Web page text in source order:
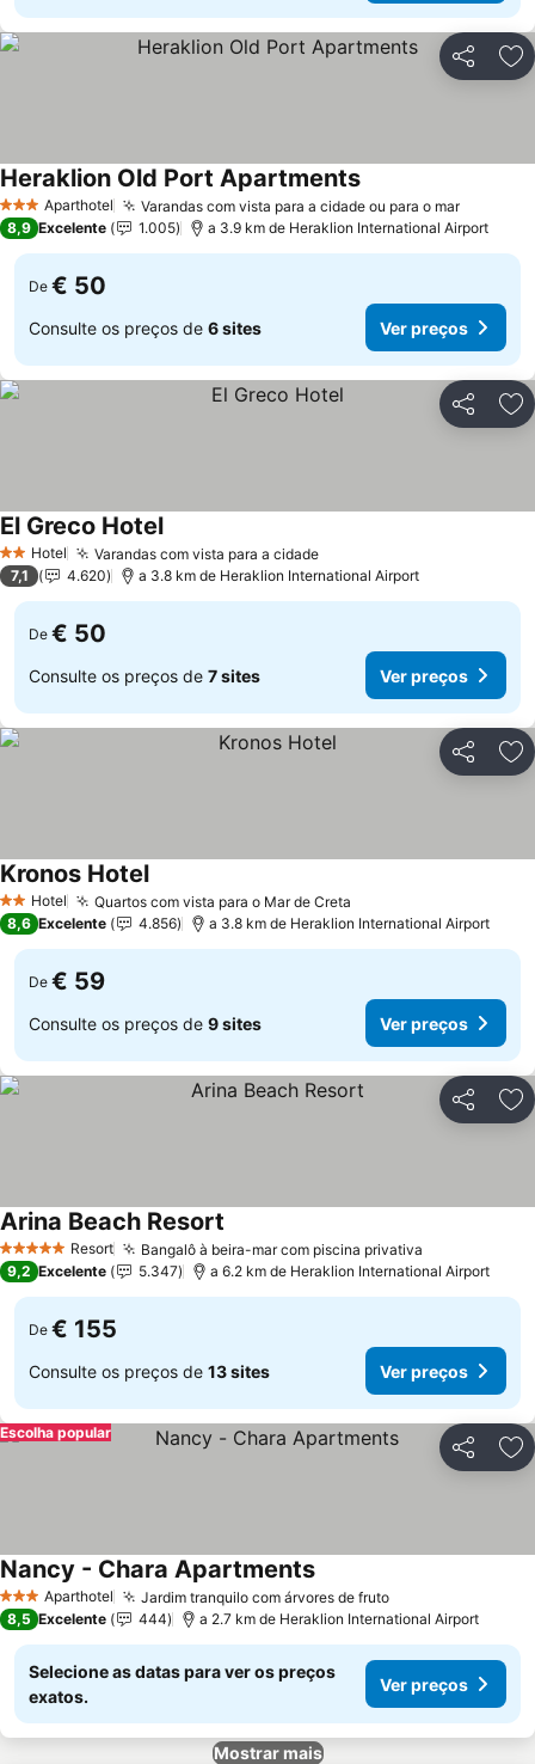
Partilhar
3 EstrelasAparthotel Varandas com vista para a cidade ou para o mar
Heraklion Old Port Apartments
8,9 Excelente 1.005 a 3.9 km de Heraklion International Airport
De € 50
Consulte os preços de 6 sites Ver preços
Partilhar
2 Estrelas
Hotel Varandas com vista para a cidade
El Greco Hotel
7,1 4.620 a 3.8 km de Heraklion International Airport
De € 50
Consulte os preços de 7 sites Ver preços
Partilhar
2 Estrelas
Hotel Quartos com vista para o Mar de Creta
Kronos Hotel
8,6 Excelente 4.856 a 3.8 km de Heraklion International Airport
De € 59
Consulte os preços de 9 sites Ver preços
Partilhar
5 Estrelas Resort Bangalô à beira-mar com piscina privativa
Arina Beach Resort
9,2 Excelente 5.347 a 6.2 km de Heraklion International Airport
De € 155
Consulte os preços de 13 sites Ver preços
Partilhar
Escolha popular
3 EstrelasAparthotel Jardim tranquilo com árvores de fruto
Nancy - Chara Apartments
8,5 Excelente 444 a 2.7 km de Heraklion International Airport
Selecione as datas para ver os preços
exatos.
Ver preços
Mostrar mais